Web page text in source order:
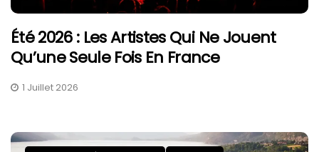
Été 2026 : Les Artistes Qui Ne Jouent
Qu’une Seule Fois En France
1 Juillet 2026